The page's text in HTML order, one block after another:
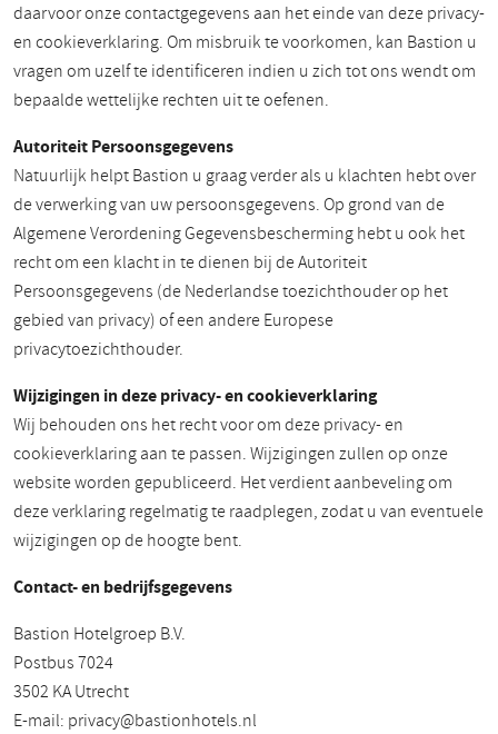
daarvoor onze contactgegevens aan het einde van deze privacy-
en cookieverklaring. Om misbruik te voorkomen, kan Bastion u
vragen om uzelf te identificeren indien u zich tot ons wendt om
bepaalde wettelijke rechten uit te oefenen.
Autoriteit Persoonsgegevens
Natuurlijk helpt Bastion u graag verder als u klachten hebt over
de verwerking van uw persoonsgegevens. Op grond van de
Algemene Verordening Gegevensbescherming hebt u ook het
recht om een klacht in te dienen bij de Autoriteit
Persoonsgegevens (de Nederlandse toezichthouder op het
gebied van privacy) of een andere Europese
privacytoezichthouder.
Wijzigingen in deze privacy- en cookieverklaring
Wij behouden ons het recht voor om deze privacy- en
cookieverklaring aan te passen. Wijzigingen zullen op onze
website worden gepubliceerd. Het verdient aanbeveling om
deze verklaring regelmatig te raadplegen, zodat u van eventuele
wijzigingen op de hoogte bent.
Contact- en bedrijfsgegevens
Bastion Hotelgroep B.V.
Postbus 7024
3502 KA Utrecht
E-mail: privacy@bastionhotels.nl